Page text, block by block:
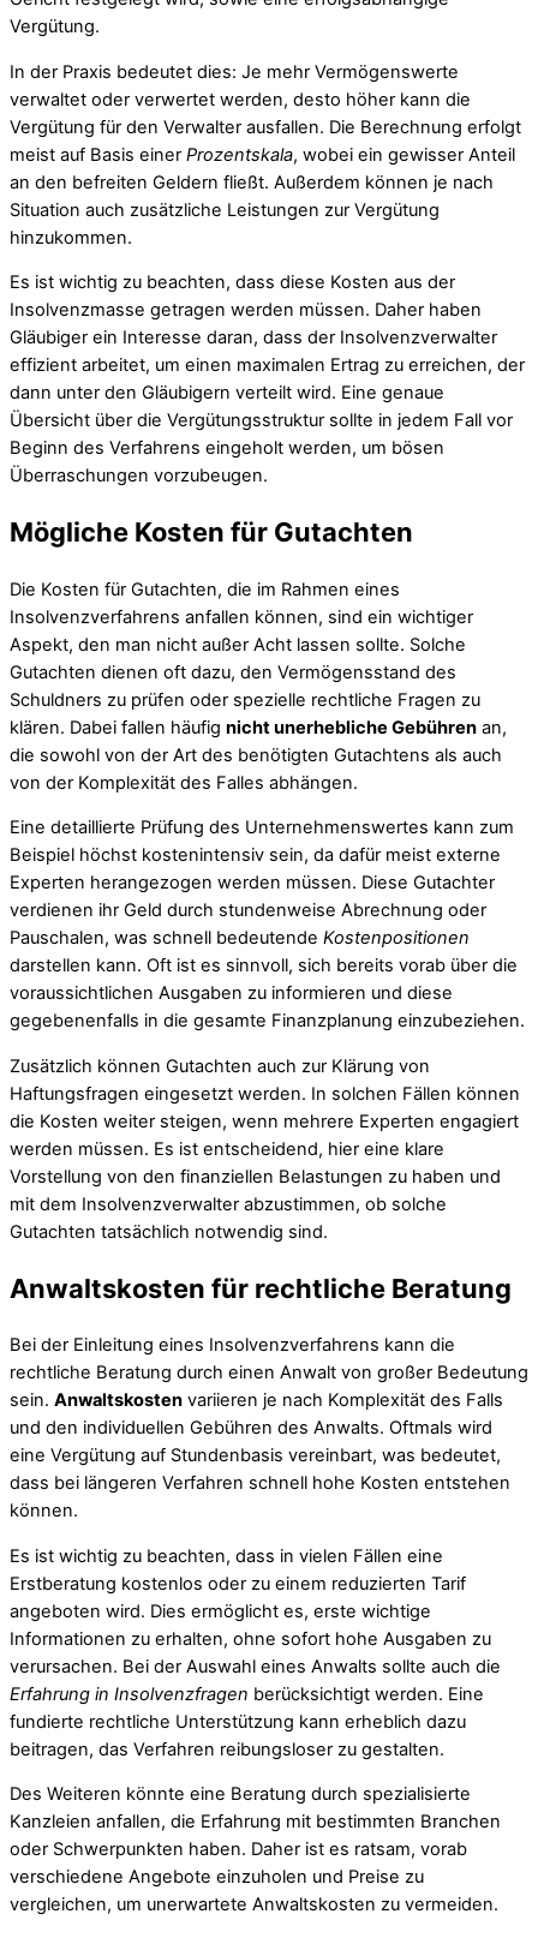
Vergütung.
In der Praxis bedeutet dies: Je mehr Vermögenswerte
verwaltet oder verwertet werden, desto höher kann die
Vergütung für den Verwalter ausfallen. Die Berechnung erfolgt
meist auf Basis einer Prozentskala, wobei ein gewisser Anteil
an den befreiten Geldern fließt. Außerdem können je nach
Situation auch zusätzliche Leistungen zur Vergütung
hinzukommen.
Es ist wichtig zu beachten, dass diese Kosten aus der
Insolvenzmasse getragen werden müssen. Daher haben
Gläubiger ein Interesse daran, dass der Insolvenzverwalter
effizient arbeitet, um einen maximalen Ertrag zu erreichen, der
dann unter den Gläubigern verteilt wird. Eine genaue
Übersicht über die Vergütungsstruktur sollte in jedem Fall vor
Beginn des Verfahrens eingeholt werden, um bösen
Überraschungen vorzubeugen.
Mögliche Kosten für Gutachten
Die Kosten für Gutachten, die im Rahmen eines
Insolvenzverfahrens anfallen können, sind ein wichtiger
Aspekt, den man nicht außer Acht lassen sollte. Solche
Gutachten dienen oft dazu, den Vermögensstand des
Schuldners zu prüfen oder spezielle rechtliche Fragen zu
klären. Dabei fallen häufig nicht unerhebliche Gebühren an,
die sowohl von der Art des benötigten Gutachtens als auch
von der Komplexität des Falles abhängen.
Eine detaillierte Prüfung des Unternehmenswertes kann zum
Beispiel höchst kostenintensiv sein, da dafür meist externe
Experten herangezogen werden müssen. Diese Gutachter
verdienen ihr Geld durch stundenweise Abrechnung oder
Pauschalen, was schnell bedeutende Kostenpositionen
darstellen kann. Oft ist es sinnvoll, sich bereits vorab über die
voraussichtlichen Ausgaben zu informieren und diese
gegebenenfalls in die gesamte Finanzplanung einzubeziehen.
Zusätzlich können Gutachten auch zur Klärung von
Haftungsfragen eingesetzt werden. In solchen Fällen können
die Kosten weiter steigen, wenn mehrere Experten engagiert
werden müssen. Es ist entscheidend, hier eine klare
Vorstellung von den finanziellen Belastungen zu haben und
mit dem Insolvenzverwalter abzustimmen, ob solche
Gutachten tatsächlich notwendig sind.
Anwaltskosten für rechtliche Beratung
Bei der Einleitung eines Insolvenzverfahrens kann die
rechtliche Beratung durch einen Anwalt von großer Bedeutung
sein. Anwaltskosten variieren je nach Komplexität des Falls
und den individuellen Gebühren des Anwalts. Oftmals wird
eine Vergütung auf Stundenbasis vereinbart, was bedeutet,
dass bei längeren Verfahren schnell hohe Kosten entstehen
können.
Es ist wichtig zu beachten, dass in vielen Fällen eine
Erstberatung kostenlos oder zu einem reduzierten Tarif
angeboten wird. Dies ermöglicht es, erste wichtige
Informationen zu erhalten, ohne sofort hohe Ausgaben zu
verursachen. Bei der Auswahl eines Anwalts sollte auch die
Erfahrung in Insolvenzfragen berücksichtigt werden. Eine
fundierte rechtliche Unterstützung kann erheblich dazu
beitragen, das Verfahren reibungsloser zu gestalten.
Des Weiteren könnte eine Beratung durch spezialisierte
Kanzleien anfallen, die Erfahrung mit bestimmten Branchen
oder Schwerpunkten haben. Daher ist es ratsam, vorab
verschiedene Angebote einzuholen und Preise zu
vergleichen, um unerwartete Anwaltskosten zu vermeiden.